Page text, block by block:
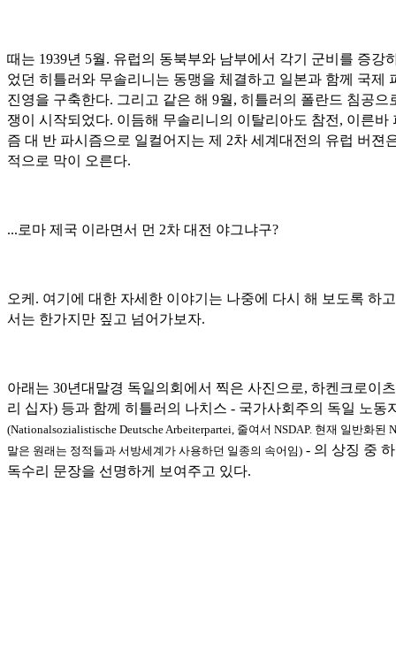
때는 1939년 5월. 유럽의 동북부와 남부에서 각기 군비를 증강
었던 히틀러와 무솔리니는 동맹을 체결하고 일본과 함께 국제
진영을 구축한다. 그리고 같은 해 9월, 히틀러의 폴란드 침공으
쟁이 시작되었다. 이듬해 무솔리니의 이탈리아도 참전, 이른바
즘 대 반 파시즘으로 일컬어지는 제 2차 세계대전의 유럽 버젼
적으로 막이 오른다.
...로마 제국 이라면서 먼 2차 대전 야그냐구?
오케. 여기에 대한 자세한 이야기는 나중에 다시 해 보도록 하
서는 한가지만 짚고 넘어가보자.
아래는 30년대말경 독일의회에서 찍은 사진으로, 하켄크로이
리 십자) 등과 함께 히틀러의 나치스 - 국가사회주의 독일 노동
(Nationalsozialistische Deutsche Arbeiterpartei, 줄여서 NSDAP. 현재 일반화된
말은 원래는 정적들과 서방세계가 사용하던 일종의 속어임) - 의 상징 중
독수리 문장을 선명하게 보여주고 있다.